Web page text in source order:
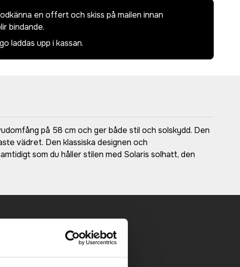
en offert och skiss på mailen innan
bindande.
laddas upp i kassan.
på 58 cm och ger både stil och solskydd. Den
vädret. Den klassiska designen och
som du håller stilen med Solaris solhatt, den
mailen.